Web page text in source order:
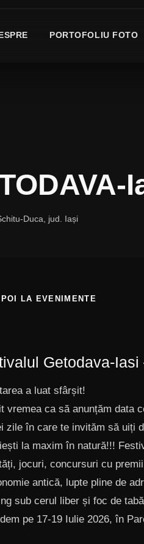
PORTOFOLIU FOTO
Duca, jud. Iași
LA EVENIMENTE
Getodava-
a luat sfârșit!
vremea ca să anunțăm data
zile în care te invităm să uiți
la maxim în natură!!!
jocuri, concursuri cu
antică, lupte pline de
sub cerul liber și foc de
pe 17-19 Iulie 2026, în